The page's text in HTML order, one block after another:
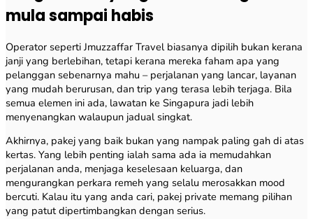
mula sampai habis
Operator seperti Jmuzzaffar Travel biasanya dipilih bukan kerana
janji yang berlebihan, tetapi kerana mereka faham apa yang
pelanggan sebenarnya mahu – perjalanan yang lancar, layanan
yang mudah berurusan, dan trip yang terasa lebih terjaga. Bila
semua elemen ini ada, lawatan ke Singapura jadi lebih
menyenangkan walaupun jadual singkat.
Akhirnya, pakej yang baik bukan yang nampak paling gah di atas
kertas. Yang lebih penting ialah sama ada ia memudahkan
perjalanan anda, menjaga keselesaan keluarga, dan
mengurangkan perkara remeh yang selalu merosakkan mood
bercuti. Kalau itu yang anda cari, pakej private memang pilihan
yang patut dipertimbangkan dengan serius.